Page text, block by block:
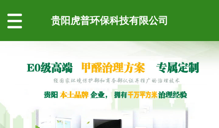
贵阳虎普环保科技有限公司